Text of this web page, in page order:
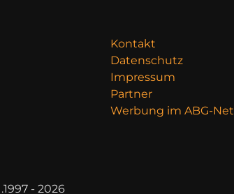
Kontakt
Datenschutz
Impressum
Partner
Werbung im ABG-Net
- 2026